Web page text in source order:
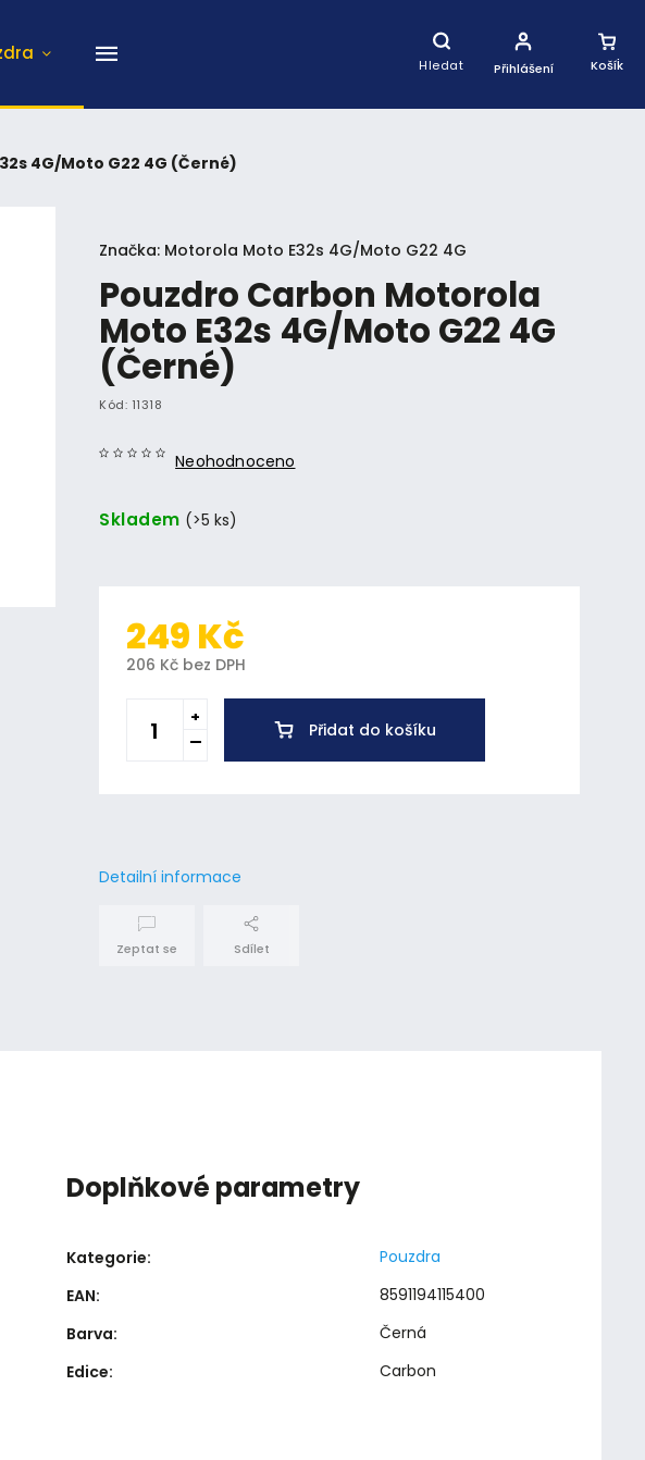
Hledat
Nákupní
Košík
Přihlášení
4G/Moto G22 4G (Černé)
Pouzdro Carbon Motorola
Moto E32s 4G/Moto G22 4G
(Černé)
Kód: 11318
Neohodnoceno
Značka: Motorola Moto E32s 4G/Moto G22 4G
Skladem (>5 ks)
249 Kč
206 Kč bez DPH
Přidat do košíku
Detailní informace
Zeptat se Sdílet
Doplňkové parametry
Kategorie:
Pouzdra
EAN:
8591194115400
Barva:
Černá
Edice: Carbon